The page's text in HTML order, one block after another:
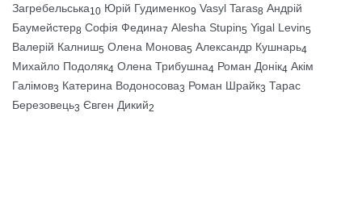
Загребельська10 Юрій Гудименко9 Vasyl Taras8 Андрій
Баумейстер8 Софія Федина7 Alesha Stupin5 Yigal Levin5
Валерій Калниш5 Олена Монова5 Александр Кушнарь4
Михайло Подоляк4 Олена Трибушна4 Роман Донік4 Акім
Галімов3 Катерина Водоносова3 Роман Шрайк3 Тарас
Березовець3 Євген Дикий2